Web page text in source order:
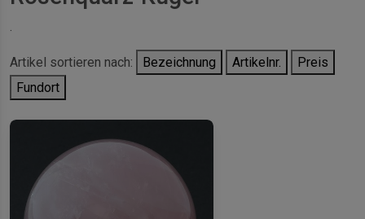
.
Artikel sortieren nach: Bezeichnung Artikelnr.
Preis
Fundort